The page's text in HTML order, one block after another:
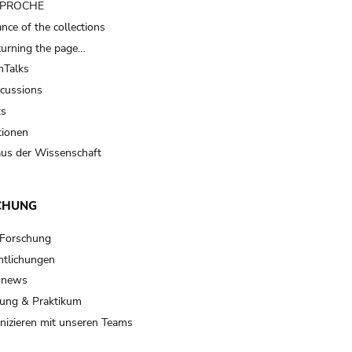
of the collections
the page…
der Wissenschaft
& Praktikum
mit unseren Teams